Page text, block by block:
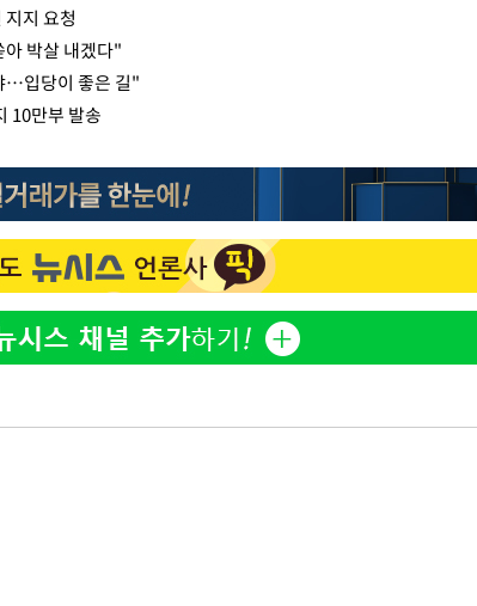
지 요청
박살 내겠다"
…입당이 좋은 길"
10만부 발송